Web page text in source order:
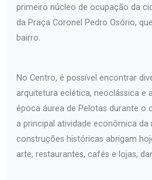
primeiro núcleo de ocupação da
da Praça Coronel Pedro Osório,
bairro.
No Centro, é possível encontrar
arquitetura eclética, neoclássica e
época áurea de Pelotas durante o
a principal atividade econômica da
construções históricas abrigam
arte, restaurantes, cafés e lojas,